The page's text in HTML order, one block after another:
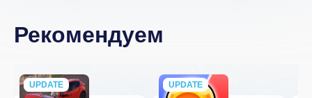
Рекомендуем
UPDATE
NEW UPDATE
NEW